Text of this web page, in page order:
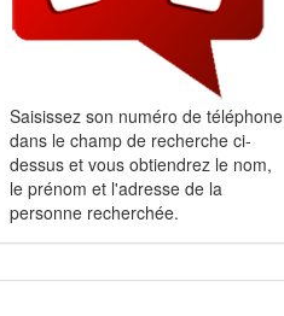
Saisissez son numéro de téléphone
dans le champ de recherche ci-
dessus et vous obtiendrez le nom,
le prénom et l'adresse de la
personne recherchée.